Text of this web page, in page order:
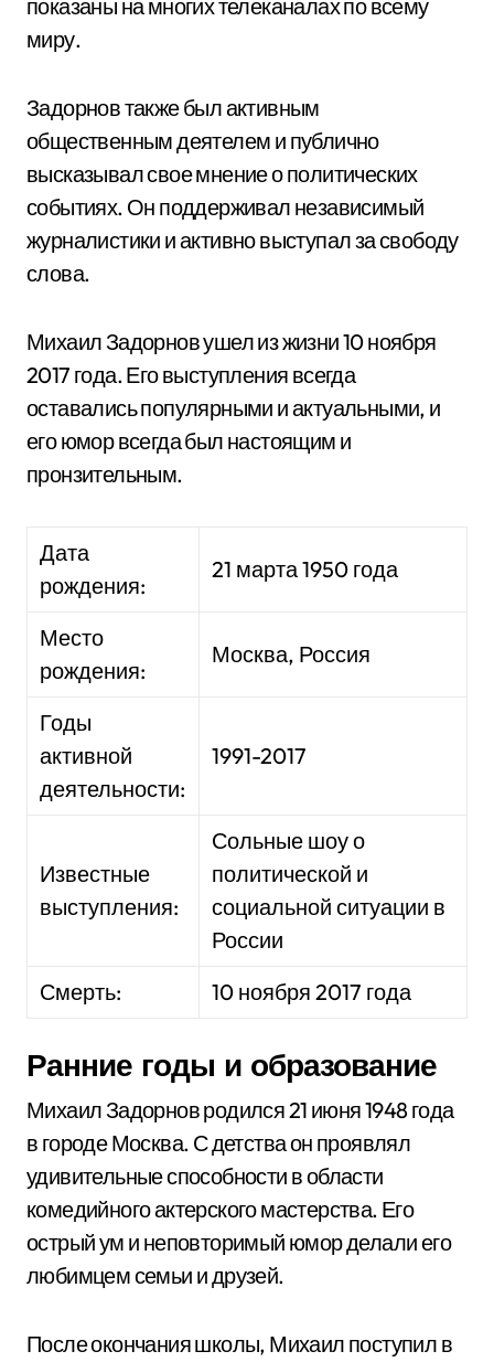
показаны на многих телеканалах по всему
миру.
Задорнов также был активным
общественным деятелем и публично
высказывал свое мнение о политических
событиях. Он поддерживал независимый
журналистики и активно выступал за свободу
слова.
Михаил Задорнов ушел из жизни 10 ноября
2017 года. Его выступления всегда
оставались популярными и актуальными, и
его юмор всегда был настоящим и
пронзительным.
Дата
рождения:
21 марта 1950 года
Место
рождения:
Москва, Россия
Годы
активной
деятельности:
1991-2017
Известные
выступления:
Сольные шоу о
политической и
социальной ситуации в
России
Смерть:
10 ноября 2017 года
Ранние годы и образование
Михаил Задорнов родился 21 июня 1948 года
в городе Москва. С детства он проявлял
удивительные способности в области
комедийного актерского мастерства. Его
острый ум и неповторимый юмор делали его
любимцем семьи и друзей.
После окончания школы, Михаил поступил в